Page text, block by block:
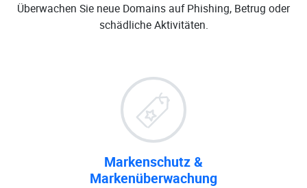
Überwachen Sie neue Domains auf Phishing, Betrug oder
schädliche Aktivitäten.
Markenschutz &
Markenüberwachung